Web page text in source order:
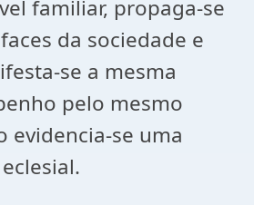
familiar, propaga-se
da sociedade e
se a mesma
pelo mesmo
evidencia-se uma